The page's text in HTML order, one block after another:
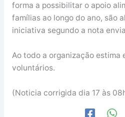
forma a possibilitar o apoio
famílias ao longo do ano, são
iniciativa segundo a nota
Ao todo a organização estima
voluntários.
(Noticia corrigida dia 17 às